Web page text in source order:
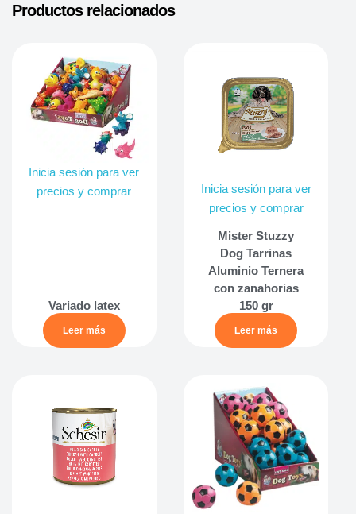
Productos relacionados
Inicia sesión para ver
precios y comprar
Variado latex
Leer más
Inicia sesión para ver
precios y comprar
Mister Stuzzy
Dog Tarrinas
Aluminio Ternera
con zanahorias
150 gr
Leer más